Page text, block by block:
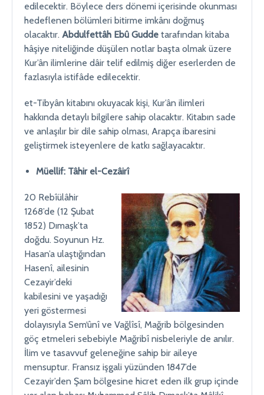
edilecektir. Böylece ders dönemi içerisinde okunması
hedeflenen bölümleri bitirme imkânı doğmuş
olacaktır. Abdulfettâh Ebû Gudde tarafından kitaba
hâşiye niteliğinde düşülen notlar başta olmak üzere
Kur’ân ilimlerine dâir telif edilmiş diğer eserlerden de
fazlasıyla istifâde edilecektir.
et-Tibyân kitabını okuyacak kişi, Kur’ân ilimleri
hakkında detaylı bilgilere sahip olacaktır. Kitabın sade
ve anlaşılır bir dile sahip olması, Arapça ibaresini
geliştirmek isteyenlere de katkı sağlayacaktır.
Müellif: Tâhir el-Cezâirî
20 Rebîülâhir
1268’de (12 Şubat
1852) Dımaşk’ta
doğdu. Soyunun Hz.
Hasan’a ulaştığından
Hasenî, ailesinin
Cezayir’deki
kabilesini ve yaşadığı
yeri göstermesi
dolayısıyla Sem‘ûnî ve Vağlîsî, Mağrib bölgesinden
göç etmeleri sebebiyle Mağribî nisbeleriyle de anılır.
İlim ve tasavvuf geleneğine sahip bir aileye
mensuptur. Fransız işgali yüzünden 1847’de
Cezayir’den Şam bölgesine hicret eden ilk grup içinde